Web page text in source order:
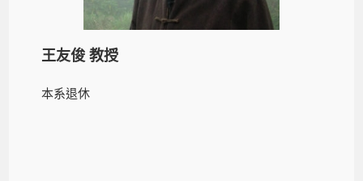
王友俊 教授
本系退休